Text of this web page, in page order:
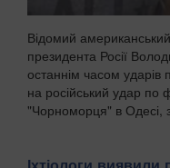
Відомий
президента Росії
останнім часом ударів
на російський удар по
"Чорноморця" в Одесі,